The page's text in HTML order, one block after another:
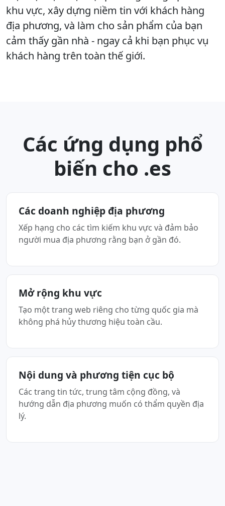
khu vực, xây dựng niềm tin với khách hàng
địa phương, và làm cho sản phẩm của bạn
cảm thấy gần nhà - ngay cả khi bạn phục vụ
khách hàng trên toàn thế giới.
Các ứng dụng phổ
biến cho .es
Các doanh nghiệp địa phương
Xếp hạng cho các tìm kiếm khu vực và đảm bảo
người mua địa phương rằng bạn ở gần đó.
Mở rộng khu vực
Tạo một trang web riêng cho từng quốc gia mà
không phá hủy thương hiệu toàn cầu.
Nội dung và phương tiện cục bộ
Các trang tin tức, trung tâm cộng đồng, và
hướng dẫn địa phương muốn có thẩm quyền địa
lý.